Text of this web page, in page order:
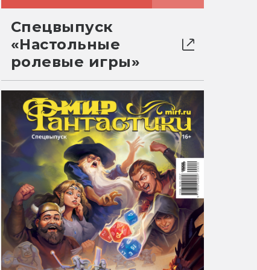
Спецвыпуск
«Настольные
ролевые игры»